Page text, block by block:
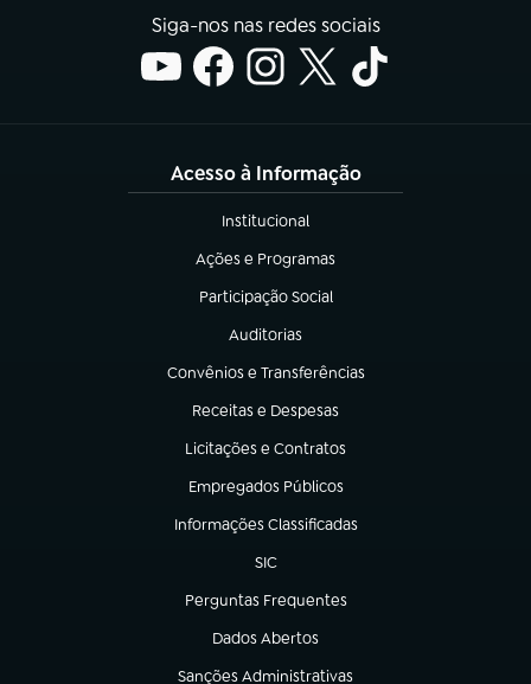
Siga-nos nas redes sociais
Acesso à Informação
Institucional
(abre em nova aba)
Ações e Programas
(abre em nova aba)
Participação Social
(abre em nova aba)
Auditorias
(abre em nova aba)
Convênios e Transferências
(abre em nova aba)
Receitas e Despesas
(abre em nova aba)
Licitações e Contratos
(abre em nova aba)
Empregados Públicos
(abre em nova aba)
Informações Classificadas
(abre em nova aba)
SIC
(abre em nova aba)
Perguntas Frequentes
(abre em nova aba)
Dados Abertos
(abre em nova aba)
Sanções Administrativas